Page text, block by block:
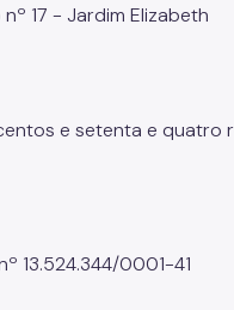
17 - Jardim Elizabeth
e setenta e quatro
13.524.344/0001-41